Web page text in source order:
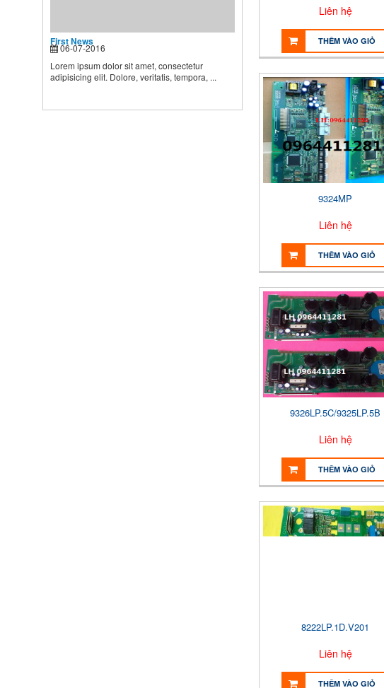
First News
06-07-2016
Lorem ipsum dolor sit amet, consectetur
adipisicing elit. Dolore, veritatis, tempora, ...
Liên hệ
THÊM VÀO GIỎ
9324MP
Liên hệ
THÊM VÀO GIỎ
9326LP.5C/9325LP.5B
Liên hệ
THÊM VÀO GIỎ
8222LP.1D.V201
Liên hệ
THÊM VÀO GIỎ